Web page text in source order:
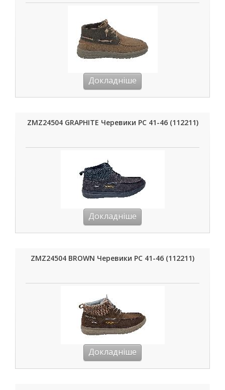
Докладніше
ZMZ24504 GRAPHITE Черевики РС 41-46 (112211)
Докладніше
ZMZ24504 BROWN Черевики РС 41-46 (112211)
Докладніше